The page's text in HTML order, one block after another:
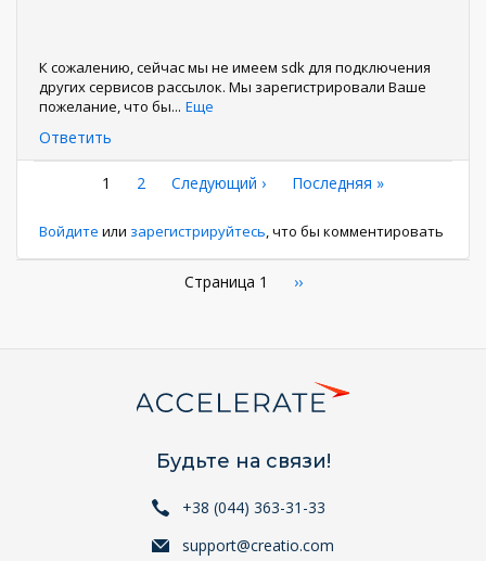
К сожалению, сейчас мы не имеем sdk для подключения
других сервисов рассылок. Мы зарегистрировали Ваше
пожелание, что бы... Еще
Ответить
Нумерация
Текущая
1 Страница
2
Следующая
Следующий ›
Последняя
Последняя »
Войдите или зарегистрируйтесь , что бы комментировать
Страница 1
Следующая
››
Будьте на связи!
+38 (044) 363-31-33
support@creatio.com